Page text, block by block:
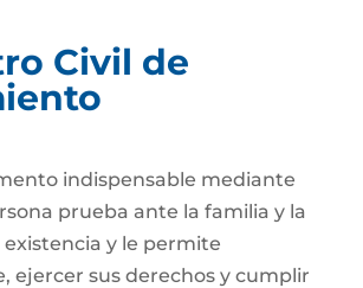
Civil de
indispensable mediante
prueba ante la familia y la
existencia y le permite
ejercer sus derechos y cumplir